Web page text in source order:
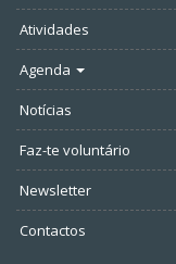
Atividades
Agenda
Notícias
Faz-te voluntário
Newsletter
Contactos